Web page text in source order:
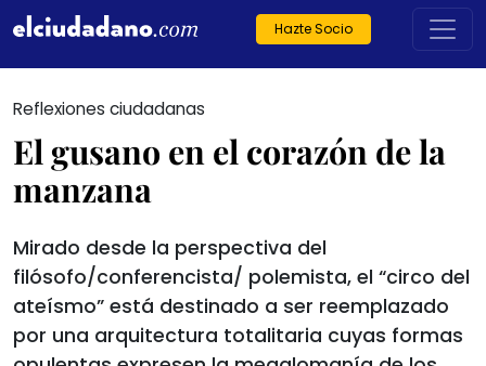
Hazte Socio
Reflexiones ciudadanas
El gusano en el corazón de la
manzana
Mirado desde la perspectiva del
filósofo/conferencista/ polemista, el “circo del
ateísmo” está destinado a ser reemplazado
por una arquitectura totalitaria cuyas formas